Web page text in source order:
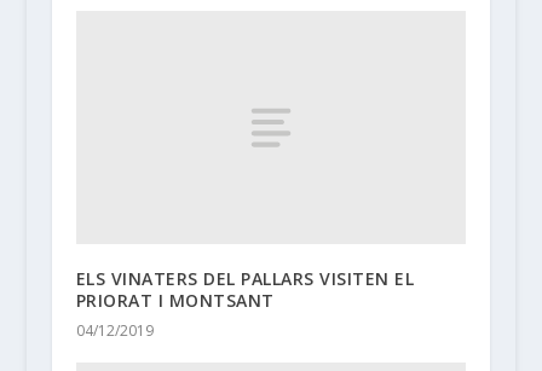
ELS VINATERS DEL PALLARS VISITEN EL
PRIORAT I MONTSANT
04/12/2019